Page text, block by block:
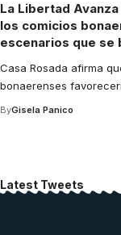
La Libertad
los comicios
escenarios que se
Casa Rosada afirma
bonaerenses
ByGisela Panico
Latest Tweets